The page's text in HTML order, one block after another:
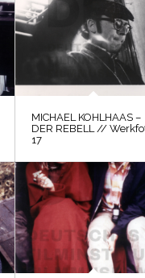
MICHAEL KOHLHAAS –
DER REBELL //
17